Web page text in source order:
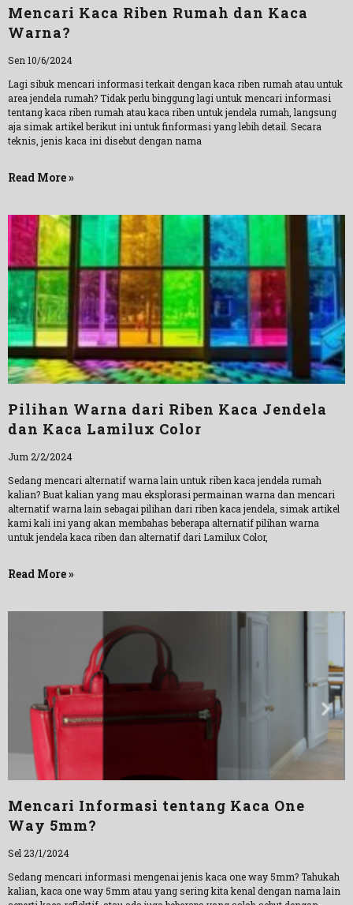
Mencari Kaca Riben Rumah dan Kaca
Warna?
Sen 10/6/2024
Lagi sibuk mencari informasi terkait dengan kaca riben rumah atau untuk
area jendela rumah? Tidak perlu binggung lagi untuk mencari informasi
tentang kaca riben rumah atau kaca riben untuk jendela rumah, langsung
aja simak artikel berikut ini untuk finformasi yang lebih detail. Secara
teknis, jenis kaca ini disebut dengan nama
Read More »
Pilihan Warna dari Riben Kaca Jendela
dan Kaca Lamilux Color
Jum 2/2/2024
Sedang mencari alternatif warna lain untuk riben kaca jendela rumah
kalian? Buat kalian yang mau eksplorasi permainan warna dan mencari
alternatif warna lain sebagai pilihan dari riben kaca jendela, simak artikel
kami kali ini yang akan membahas beberapa alternatif pilihan warna
untuk jendela kaca riben dan alternatif dari Lamilux Color,
Read More »
Mencari Informasi tentang Kaca One
Way 5mm?
Sel 23/1/2024
Sedang mencari informasi mengenai jenis kaca one way 5mm? Tahukah
kalian, kaca one way 5mm atau yang sering kita kenal dengan nama lain